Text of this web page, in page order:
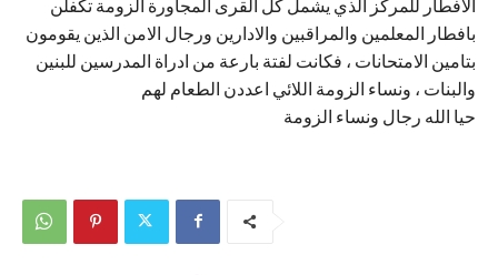
الافطار للمركز الذي يشمل كل القرى المجاورة الزومة تكفلن
بافطار المعلمين والمراقبين والادارين ورجال الامن الذين يقومون
بتامين الامتحانات ، فكانت لفتة بارعة من ادراة المدرسين للبنين
والبنات ، ونساء الزومة اللائي اعددن الطعام لهم
حيا الله رجال ونساء الزومة